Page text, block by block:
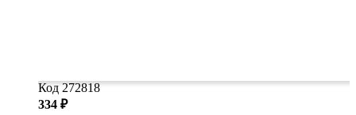
Код 272818
334 ₽